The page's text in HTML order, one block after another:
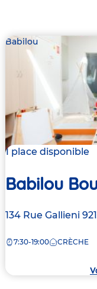
Babilou
1 place disponible
Babilou
Adresse
la
134 Rue Gallieni
7:30-19:00 CRÈCHE